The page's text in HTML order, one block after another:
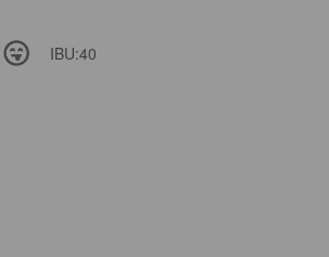
IBU:40